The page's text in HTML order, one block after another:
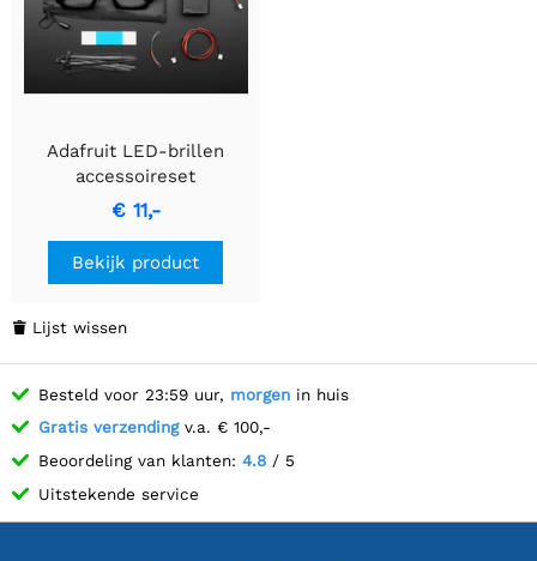
Adafruit LED-brillen
accessoireset
€ 11,-
Bekijk product
 Lijst wissen
Besteld voor 23:59 uur, morgen in huis
Gratis verzendingv.a. € 100,-
Beoordeling van klanten: 4.8 / 5
Uitstekende service